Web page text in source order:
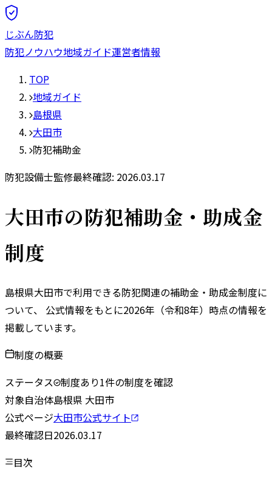
じぶん防犯
防犯ノウハウ地域ガイド運営者情報
TOP
地域ガイド
島根県
大田市
防犯補助金
防犯設備士監修最終確認: 2026.03.17
大田市の防犯補助金・助成金
制度
島根県大田市で利用できる防犯関連の補助金・助成金制度に
ついて、 公式情報をもとに2026年（令和8年）時点の情報を
掲載しています。
制度の概要
ステータス 制度あり1件の制度を確認
対象自治体島根県 大田市
公式ページ大田市公式サイト
最終確認日2026.03.17
目次